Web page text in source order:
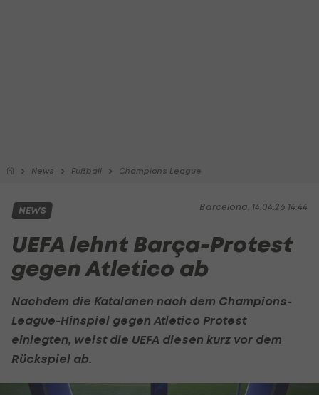
News Fußball Champions League
Barcelona, 14.04.26 14:44
NEWS
UEFA lehnt Barça-Protest
gegen Atletico ab
Nachdem die Katalanen nach dem Champions-
League-Hinspiel gegen Atletico Protest
einlegten, weist die UEFA diesen kurz vor dem
Rückspiel ab.